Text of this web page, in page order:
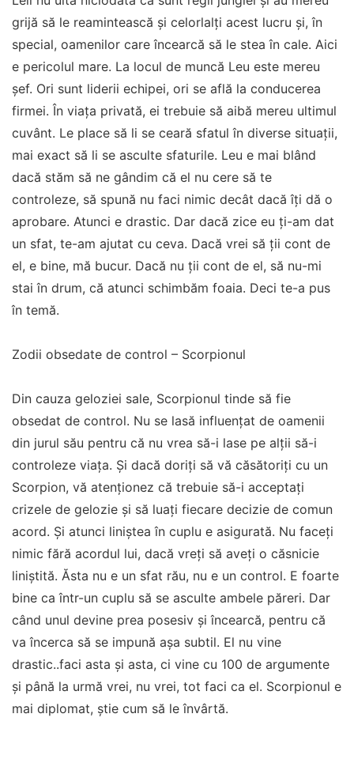
grijă să le reamintească și celorlalți acest lucru și, în
special, oamenilor care încearcă să le stea în cale. Aici
e pericolul mare. La locul de muncă Leu este mereu
șef. Ori sunt liderii echipei, ori se află la conducerea
firmei. În viața privată, ei trebuie să aibă mereu ultimul
cuvânt. Le place să li se ceară sfatul în diverse situații,
mai exact să li se asculte sfaturile. Leu e mai blând
dacă stăm să ne gândim că el nu cere să te
controleze, să spună nu faci nimic decât dacă îți dă o
aprobare. Atunci e drastic. Dar dacă zice eu ţi-am dat
un sfat, te-am ajutat cu ceva. Dacă vrei să ții cont de
el, e bine, mă bucur. Dacă nu ții cont de el, să nu-mi
stai în drum, că atunci schimbăm foaia. Deci te-a pus
în temă.
Zodii obsedate de control – Scorpionul
Din cauza geloziei sale, Scorpionul tinde să fie
obsedat de control. Nu se lasă influențat de oamenii
din jurul său pentru că nu vrea să-i lase pe alții să-i
controleze viața. Și dacă doriți să vă căsătoriți cu un
Scorpion, vă atenționez că trebuie să-i acceptați
crizele de gelozie și să luați fiecare decizie de comun
acord. Și atunci liniștea în cuplu e asigurată. Nu faceți
nimic fără acordul lui, dacă vreți să aveți o căsnicie
liniștită. Ăsta nu e un sfat rău, nu e un control. E foarte
bine ca într-un cuplu să se asculte ambele păreri. Dar
când unul devine prea posesiv și încearcă, pentru că
va încerca să se impună așa subtil. El nu vine
drastic..faci asta și asta, ci vine cu 100 de argumente
şi până la urmă vrei, nu vrei, tot faci ca el. Scorpionul e
mai diplomat, știe cum să le învârtă.